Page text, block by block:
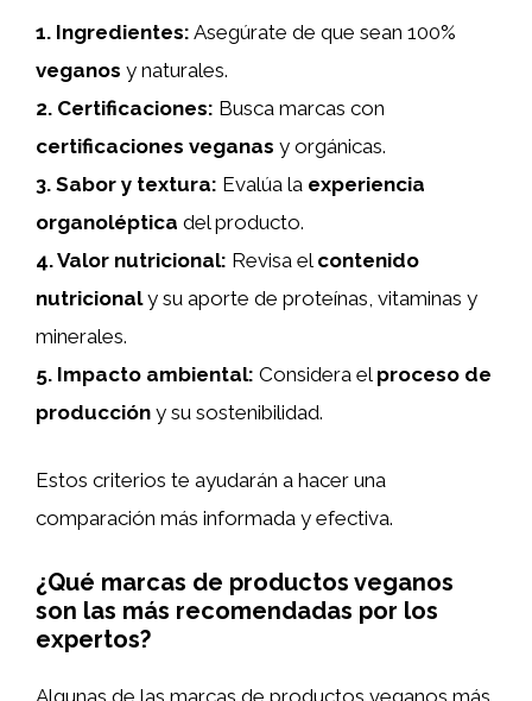
1. Ingredientes: Asegúrate de que sean 100%
veganos y naturales.
2. Certificaciones: Busca marcas con
certificaciones veganas y orgánicas.
3. Sabor y textura: Evalúa la experiencia
organoléptica del producto.
4.Valor nutricional: Revisa el contenido
nutricionaly su aporte de proteínas, vitaminas y
minerales.
5. Impacto ambiental: Considera el proceso de
producción y su sostenibilidad.
Estos criterios te ayudarán a hacer una
comparación más informada y efectiva.
¿Qué marcas de productos veganos
son las más recomendadas por los
expertos?
Algunas de las marcas de productos veganos más